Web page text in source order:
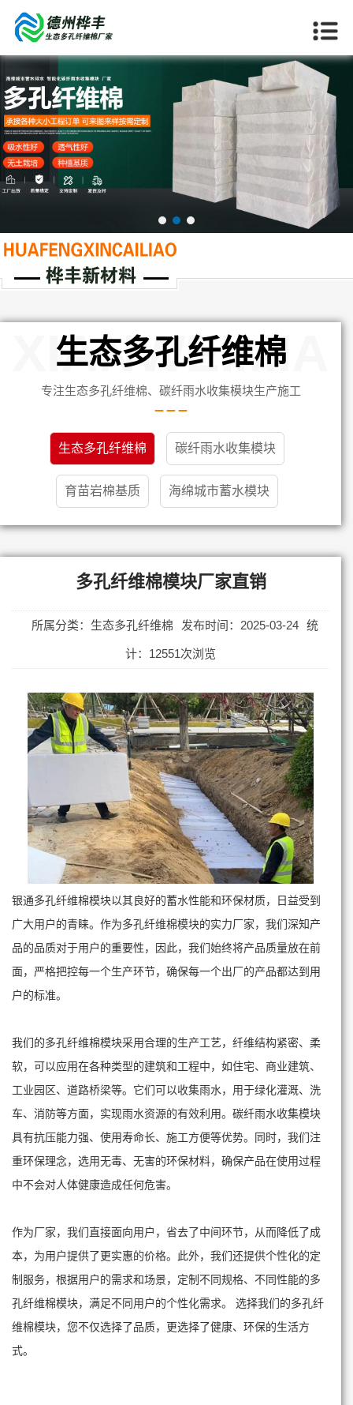
当前位置：首页>>产品中心>>生态多孔纤维棉
生态多孔纤维棉
专注生态多孔纤维棉、碳纤雨水收集模块生产施工
生态多孔纤维棉 碳纤雨水收集模块
育苗岩棉基质 海绵城市蓄水模块
多孔纤维棉模块厂家直销
所属分类：生态多孔纤维棉 发布时间：2025-03-24 统
计：12551次浏览
银通多孔纤维棉模块以其良好的蓄水性能和环保材质，日益受到
广大用户的青睐。作为多孔纤维棉模块的实力厂家，我们深知产
品的品质对于用户的重要性，因此，我们始终将产品质量放在前
面，严格把控每一个生产环节，确保每一个出厂的产品都达到用
户的标准。
我们的多孔纤维棉模块采用合理的生产工艺，纤维结构紧密、柔
软，可以应用在各种类型的建筑和工程中，如住宅、商业建筑、
工业园区、道路桥梁等。它们可以收集雨水，用于绿化灌溉、洗
车、消防等方面，实现雨水资源的有效利用。碳纤雨水收集模块
具有抗压能力强、使用寿命长、施工方便等优势。同时，我们注
重环保理念，选用无毒、无害的环保材料，确保产品在使用过程
中不会对人体健康造成任何危害。
作为厂家，我们直接面向用户，省去了中间环节，从而降低了成
本，为用户提供了更实惠的价格。此外，我们还提供个性化的定
制服务，根据用户的需求和场景，定制不同规格、不同性能的多
孔纤维棉模块，满足不同用户的个性化需求。 选择我们的多孔纤
维棉模块，您不仅选择了品质，更选择了健康、环保的生活方
式。